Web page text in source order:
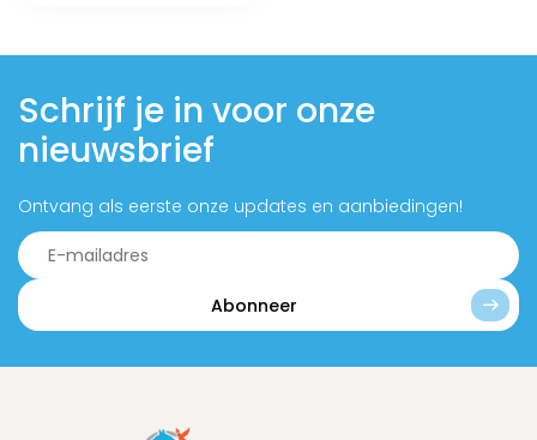
Schrijf je in voor onze
nieuwsbrief
Ontvang als eerste onze updates en aanbiedingen!
Abonneer